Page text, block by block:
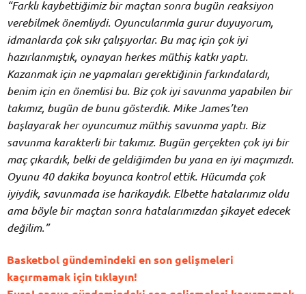
“Farklı kaybettiğimiz bir maçtan sonra bugün reaksiyon
verebilmek önemliydi. Oyuncularımla gurur duyuyorum,
idmanlarda çok sıkı çalışıyorlar. Bu maç için çok iyi
hazırlanmıştık, oynayan herkes müthiş katkı yaptı.
Kazanmak için ne yapmaları gerektiğinin farkındalardı,
benim için en önemlisi bu. Biz çok iyi savunma yapabilen bir
takımız, bugün de bunu gösterdik. Mike James’ten
başlayarak her oyuncumuz müthiş savunma yaptı. Biz
savunma karakterli bir takımız. Bugün gerçekten çok iyi bir
maç çıkardık, belki de geldiğimden bu yana en iyi maçımızdı.
Oyunu 40 dakika boyunca kontrol ettik. Hücumda çok
iyiydik, savunmada ise harikaydık. Elbette hatalarımız oldu
ama böyle bir maçtan sonra hatalarımızdan şikayet edecek
değilim.”
Basketbol gündemindeki en son gelişmeleri
kaçırmamak için tıklayın!